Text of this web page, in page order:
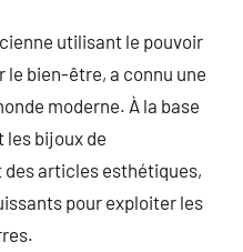
utilisant le pouvoir
bien-être, a connu une
moderne. À la base
bijoux de
articles esthétiques,
pour exploiter les